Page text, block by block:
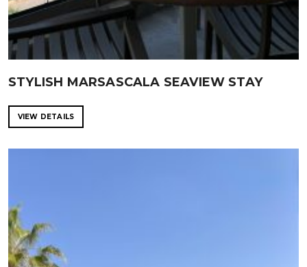
STYLISH MARSASCALA SEAVIEW STAY
VIEW DETAILS